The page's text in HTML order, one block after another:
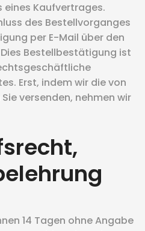
Kaufvertrages.
des Bestellvorganges
per E-Mail über den
Bestellbestätigung ist
Erst, indem wir die von
versenden, nehmen wir
14 Tagen ohne Angabe